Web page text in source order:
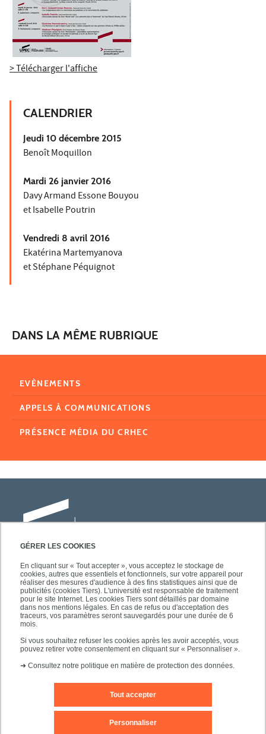
GÉRER LES COOKIES
En cliquant sur « Tout accepter », vous acceptez le stockage de
cookies, autres que essentiels et fonctionnels, sur votre appareil pour
réaliser des mesures d'audience à des fins statistiques ainsi que de
publicités (cookies Tiers). L'université est responsable de traitement
pour le site Internet. Les cookies Tiers sont détaillés par domaine
dans nos mentions légales. En cas de refus ou d'acceptation des
traceurs, vos paramètres seront sauvegardés pour une durée de 6
mois.
Si vous souhaitez refuser les cookies après les avoir acceptés, vous
pouvez retirer votre consentement en cliquant sur « Personnaliser ».
➜ Consultez notre politique en matière de protection des données.
Tout accepter
Personnaliser
> Télécharger l'affiche
CALENDRIER
Jeudi 10 décembre 2015
Benoît Moquillon
Mardi 26 janvier 2016
Davy Armand Essone Bouyou
et Isabelle Poutrin
Vendredi 8 avril 2016
Ekatérina Martemyanova
et Stéphane Péquignot
DANS LA MÊME RUBRIQUE
EVÈNEMENTS
APPELS À COMMUNICATIONS
PRÉSENCE MÉDIA DU CRHEC
Université Paris-Est Créteil
Faculté des lettres, langues et sciences
humaines
61, avenue du Général de Gaulle
94010 Créteil
Mentions légales